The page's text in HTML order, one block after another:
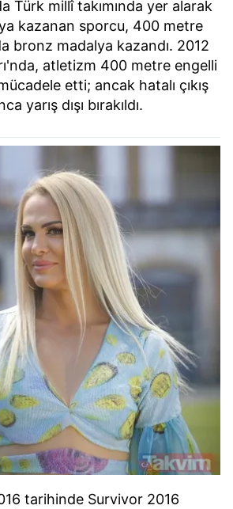
Türk millî takımında yer alarak
kazanan sporcu, 400 metre
bronz madalya kazandı. 2012
atletizm 400 metre engelli
etti; ancak hatalı çıkış
yarış dışı bırakıldı.
tarihinde Survivor 2016